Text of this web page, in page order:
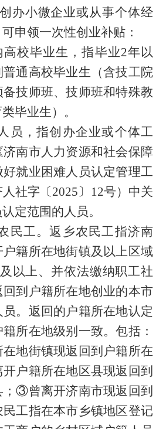
办小微企业或从事个体经
申领一次性创业补贴：
高校毕业生，指毕业2年以
通高校毕业生（含技工院
技师班、技师班和特殊教
毕业生）。
员，指创办企业或个体工
南市人力资源和社会保障
就业困难人员认定管理工
社字〔2025〕12号）中关
定范围的人员。
民工。返乡农民工指济南
籍所在地街镇及以上区域
以上、并依法缴纳职工社
到户籍所在地创业的本市
。返回的户籍所在地认定
所在地级别一致。包括：
地街镇现返回到户籍所在
户籍所在地区县现返回到
；③曾离开济南市现返回到
工指在本市乡镇地区登记